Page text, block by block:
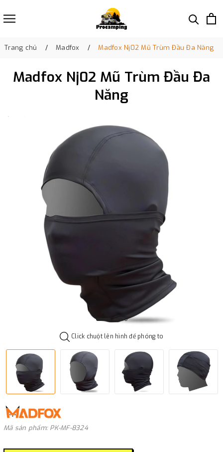
Trang chủ Madfox Madfox Nj02 Mũ Trùm Đầu Đa Năng
Madfox Nj02 Mũ Trùm Đầu Đa
Năng
Click chuột lên hình để phóng to
Mã sản phẩm: PK-MF-8324